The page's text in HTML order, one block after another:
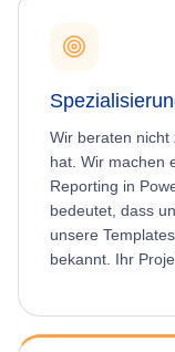
Wir beraten nicht
hat. Wir machen
Reporting in
bedeutet, dass
unsere
bekannt. Ihr